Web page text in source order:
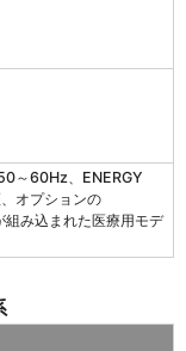
～60Hz、ENERGY
オプションの
み込まれた医療用モデ